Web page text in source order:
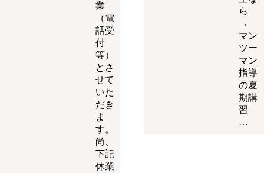
業
（電
話受
付
等）
とさ
せて
いた
だき
ま
す。
尚、
下記
休業
ら
→
マン
ツー
マン
指導
の夏
期講
習
…